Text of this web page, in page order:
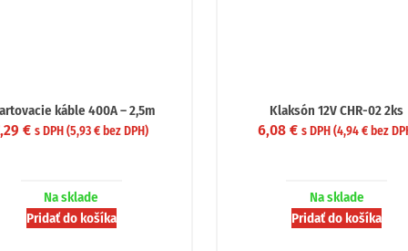
Prút autoantény 20 cm 5/6mm adaptér
ANTM05
Na sklade
Pridať do košíka
Prút autoantény 41cm
ANTM02
Na sklade
Pridať do